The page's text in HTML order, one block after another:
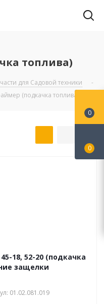
топлива)
для Садовой техники
-
(подкачка топлива)
18, 52-20 (подкачка
защелки
01.02.081.019
0
0